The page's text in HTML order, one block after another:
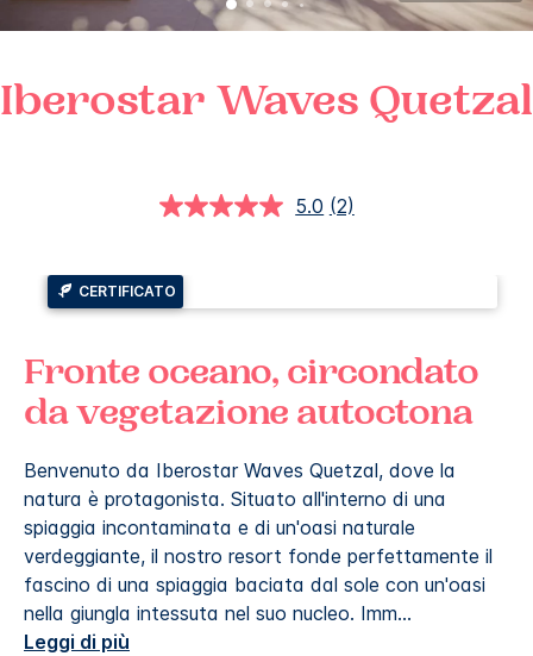
Iberostar Waves Quetzal
5.0 Leggi
alla
(2)
CERTIFICATO
Fronte oceano, circondato
da vegetazione autoctona
Benvenuto da Iberostar Waves Quetzal, dove la
natura è protagonista. Situato all'interno di una
spiaggia incontaminata e di un'oasi naturale
verdeggiante, il nostro resort fonde perfettamente il
fascino di una spiaggia baciata dal sole con un'oasi
nella giungla intessuta nel suo nucleo. Imm...
Leggi di più